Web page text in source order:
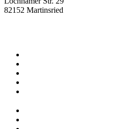
82152 Martinsried